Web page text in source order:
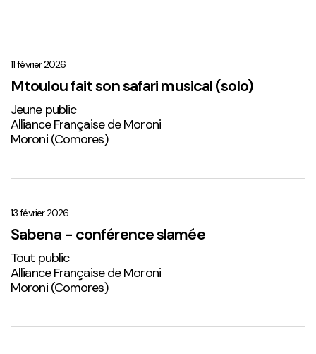
son
safari
musical
(solo)
11 février 2026
Mtoulou fait son safari musical (solo)
Jeune public
Alliance Française de Moroni
Moroni (Comores)
conférence
slamée
13 février 2026
Sabena - conférence slamée
Tout public
Alliance Française de Moroni
Moroni (Comores)